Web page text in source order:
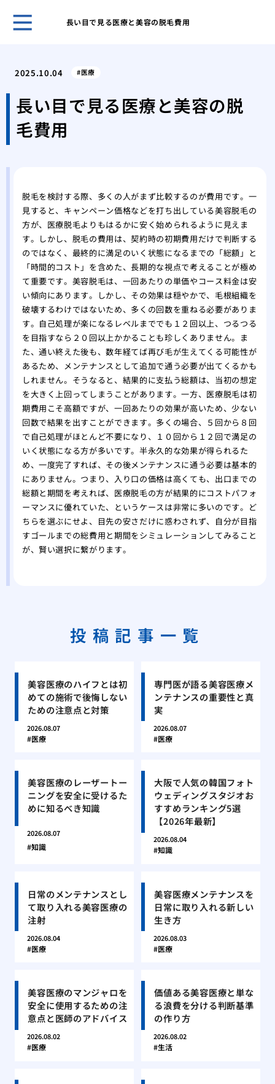
長い目で見る医療と美容の脱毛費用
肌
脱
のこ
2025.10.04 医療
長い目で見る医療と美容の脱
毛費用
脱毛を検討する際、多くの人がまず比較するのが費用です。一
見すると、キャンペーン価格などを打ち出している美容脱毛の
方が、医療脱毛よりもはるかに安く始められるように見えま
す。しかし、脱毛の費用は、契約時の初期費用だけで判断する
のではなく、最終的に満足のいく状態になるまでの「総額」と
「時間的コスト」を含めた、長期的な視点で考えることが極め
て重要です。美容脱毛は、一回あたりの単価やコース料金は安
い傾向にあります。しかし、その効果は穏やかで、毛根組織を
破壊するわけではないため、多くの回数を重ねる必要がありま
す。自己処理が楽になるレベルまででも１２回以上、つるつる
を目指すなら２０回以上かかることも珍しくありません。ま
た、通い終えた後も、数年経てば再び毛が生えてくる可能性が
あるため、メンテナンスとして追加で通う必要が出てくるかも
しれません。そうなると、結果的に支払う総額は、当初の想定
を大きく上回ってしまうことがあります。一方、医療脱毛は初
期費用こそ高額ですが、一回あたりの効果が高いため、少ない
回数で結果を出すことができます。多くの場合、５回から８回
で自己処理がほとんど不要になり、１０回から１２回で満足の
いく状態になる方が多いです。半永久的な効果が得られるた
め、一度完了すれば、その後メンテナンスに通う必要は基本的
にありません。つまり、入り口の価格は高くても、出口までの
総額と期間を考えれば、医療脱毛の方が結果的にコストパフォ
ーマンスに優れていた、というケースは非常に多いのです。ど
ちらを選ぶにせよ、目先の安さだけに惑わされず、自分が目指
すゴールまでの総費用と期間をシミュレーションしてみること
が、賢い選択に繋がります。
投稿記事一覧
美容医療のハイフとは初
めての施術で後悔しない
ための注意点と対策
2026.08.07
医療
専門医が語る美容医療メ
ンテナンスの重要性と真
実
2026.08.07
医療
美容医療のレーザートー
ニングを安全に受けるた
めに知るべき知識
2026.08.07
知識
大阪で人気の韓国フォト
ウェディングスタジオお
すすめランキング5選
【2026年最新】
2026.08.04
知識
日常のメンテナンスとし
て取り入れる美容医療の
注射
2026.08.04
医療
美容医療メンテナンスを
日常に取り入れる新しい
生き方
2026.08.03
医療
美容医療のマンジャロを
安全に使用するための注
意点と医師のアドバイス
2026.08.02
医療
価値ある美容医療と単な
る浪費を分ける判断基準
の作り方
2026.08.02
生活